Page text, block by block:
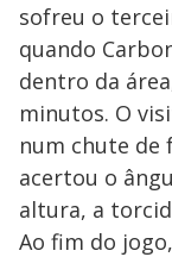
sofreu o
quando
dentro da
minutos. O
num chute de
acertou o
altura, a
Ao fim do